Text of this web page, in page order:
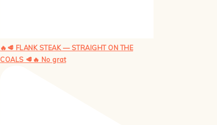
🔥🥩 FLANK STEAK — STRAIGHT ON THE
COALS 🥩🔥 No grat